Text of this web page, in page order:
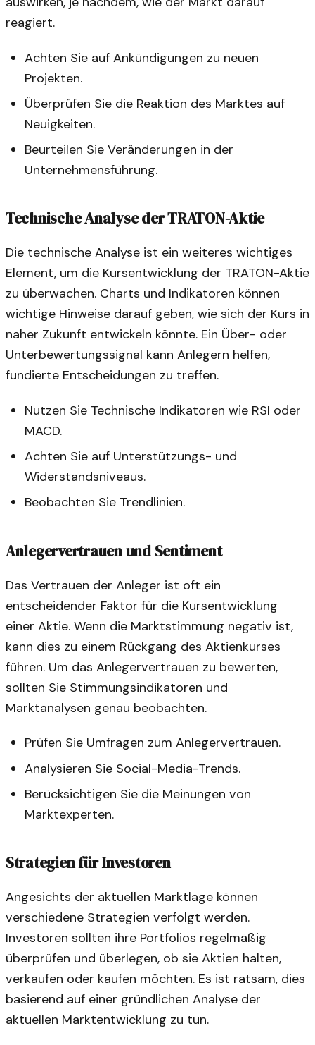
reagiert.
Achten Sie auf Ankündigungen zu neuen
Projekten.
Überprüfen Sie die Reaktion des Marktes auf
Neuigkeiten.
Beurteilen Sie Veränderungen in der
Unternehmensführung.
Technische Analyse der TRATON-Aktie
Die technische Analyse ist ein weiteres wichtiges
Element, um die Kursentwicklung der TRATON-Aktie
zu überwachen. Charts und Indikatoren können
wichtige Hinweise darauf geben, wie sich der Kurs in
naher Zukunft entwickeln könnte. Ein Über- oder
Unterbewertungssignal kann Anlegern helfen,
fundierte Entscheidungen zu treffen.
Nutzen Sie Technische Indikatoren wie RSI oder
MACD.
Achten Sie auf Unterstützungs- und
Widerstandsniveaus.
Beobachten Sie Trendlinien.
Anlegervertrauen und Sentiment
Das Vertrauen der Anleger ist oft ein
entscheidender Faktor für die Kursentwicklung
einer Aktie. Wenn die Marktstimmung negativ ist,
kann dies zu einem Rückgang des Aktienkurses
führen. Um das Anlegervertrauen zu bewerten,
sollten Sie Stimmungsindikatoren und
Marktanalysen genau beobachten.
Prüfen Sie Umfragen zum Anlegervertrauen.
Analysieren Sie Social-Media-Trends.
Berücksichtigen Sie die Meinungen von
Marktexperten.
Strategien für Investoren
Angesichts der aktuellen Marktlage können
verschiedene Strategien verfolgt werden.
Investoren sollten ihre Portfolios regelmäßig
überprüfen und überlegen, ob sie Aktien halten,
verkaufen oder kaufen möchten. Es ist ratsam, dies
basierend auf einer gründlichen Analyse der
aktuellen Marktentwicklung zu tun.